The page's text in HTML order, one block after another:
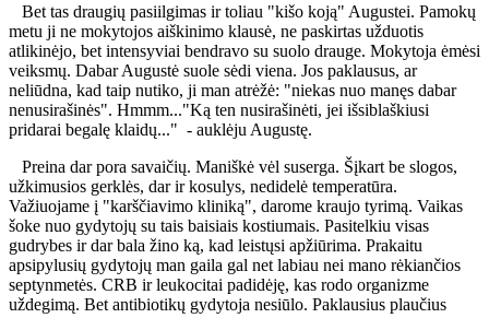
Bet tas draugių pasiilgimas ir toliau "kišo koją" Augustei. Pamokų
metu ji ne mokytojos aiškinimo klausė, ne paskirtas užduotis
atlikinėjo, bet intensyviai bendravo su suolo drauge. Mokytoja ėmėsi
veiksmų. Dabar Augustė suole sėdi viena. Jos paklausus, ar
neliūdna, kad taip nutiko, ji man atrėžė: "niekas nuo manęs dabar
nenusirašinės". Hmmm..."Ką ten nusirašinėti, jei išsiblaškiusi
pridarai begalę klaidų..." - auklėju Augustę.
Preina dar pora savaičių. Maniškė vėl suserga. Šįkart be slogos,
užkimusios gerklės, dar ir kosulys, nedidelė temperatūra.
Važiuojame į "karščiavimo kliniką", darome kraujo tyrimą. Vaikas
šoke nuo gydytojų su tais baisiais kostiumais. Pasitelkiu visas
gudrybes ir dar bala žino ką, kad leistųsi apžiūrima. Prakaitu
apsipylusių gydytojų man gaila gal net labiau nei mano rėkiančios
septynmetės. CRB ir leukocitai padidėję, kas rodo organizme
uždegimą. Bet antibiotikų gydytoja nesiūlo. Paklausius plaučius